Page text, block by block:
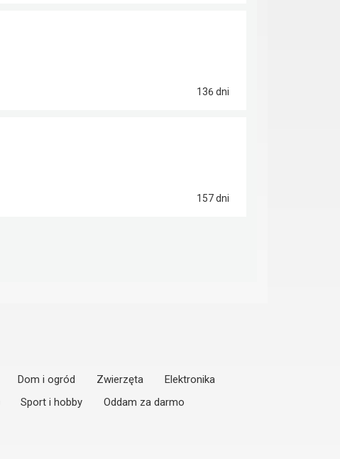
136 dni
157 dni
Dom i ogród Zwierzęta
Elektronika
Sport i hobby
Oddam za darmo